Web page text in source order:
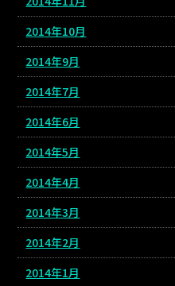
2014年10月
2014年9月
2014年7月
2014年6月
2014年5月
2014年4月
2014年3月
2014年2月
2014年1月